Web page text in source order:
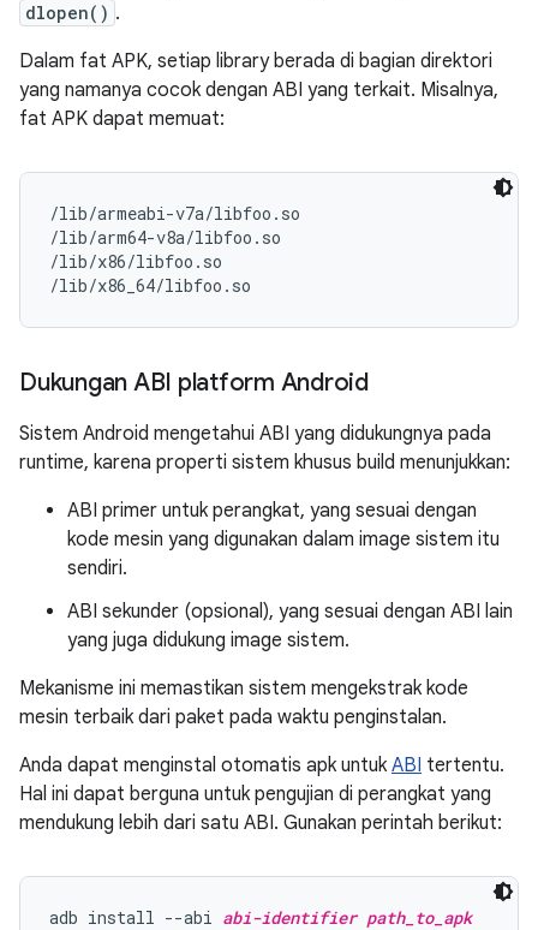
dlopen() .
Dalam fat APK, setiap library berada di bagian direktori
yang namanya cocok dengan ABI yang terkait. Misalnya,
fat APK dapat memuat:
/lib/armeabi-v7a/libfoo.so
/lib/arm64-v8a/libfoo.so
/lib/x86/libfoo.so
Dukungan ABI platform Android
Sistem Android mengetahui ABI yang didukungnya pada
runtime, karena properti sistem khusus build menunjukkan:
ABI primer untuk perangkat, yang sesuai dengan
kode mesin yang digunakan dalam image sistem itu
sendiri.
ABI sekunder (opsional), yang sesuai dengan ABI lain
yang juga didukung image sistem.
Mekanisme ini memastikan sistem mengekstrak kode
mesin terbaik dari paket pada waktu penginstalan.
Anda dapat menginstal otomatis apk untuk ABI tertentu.
Hal ini dapat berguna untuk pengujian di perangkat yang
mendukung lebih dari satu ABI. Gunakan perintah berikut:
adb install --abi abi-identifier path_to_apk